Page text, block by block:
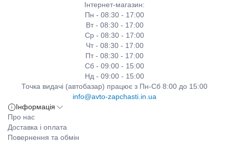
Інтернет-магазин:
Пн - 08:30 - 17:00
Вт - 08:30 - 17:00
Ср - 08:30 - 17:00
Чт - 08:30 - 17:00
Пт - 08:30 - 17:00
Сб - 09:00 - 15:00
Нд - 09:00 - 15:00
Точка видачі (автобазар) працює з Пн-Сб 8:00 до 15:00
info@avto-zapchasti.in.ua
Інформація
Про нас
Доставка і оплата
Повернення та обмін